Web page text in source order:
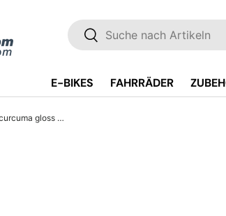
SUCHEN
Suchen
E-BIKES FAHRRÄDER
Flyer Goroc TR:X 8.63 XC curcuma gloss 2025